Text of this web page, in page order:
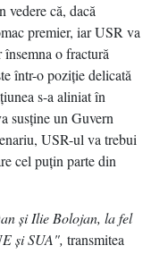
vedere că, dacă
premier, iar USR va
însemna o fractură
într-o poziţie delicată
s-a aliniat în
susţine un Guvern
USR-ul va trebui
cel puţin parte din
şi Ilie Bolojan, la fel
şi SUA", transmitea